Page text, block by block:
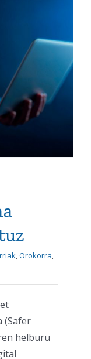
,Orokorra,
(Safer
helburu